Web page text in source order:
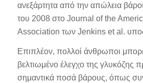
ανεξάρτητα από την απώλεια
του 2008 στο Journal of the
Association των Jenkins et al.
Επιπλέον, πολλοί άνθρωποι
βελτιωμένο έλεγχο της γλυκόζης
σημαντικά ποσά βάρους, όπως